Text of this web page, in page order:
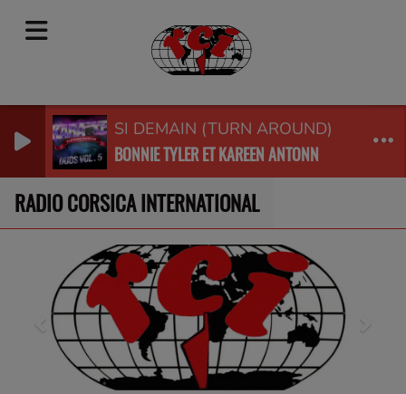
SI DEMAIN (TURN AROUND)
BONNIE TYLER ET KAREEN ANTONN
RADIO CORSICA INTERNATIONAL